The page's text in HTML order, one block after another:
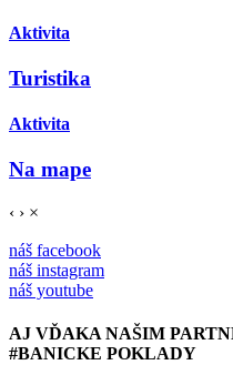
Aktivita
Turistika
Aktivita
Na mape
‹ › ×
náš facebook
náš instagram
náš youtube
AJ VĎAKA NAŠIM
#BANICKE POKLADY